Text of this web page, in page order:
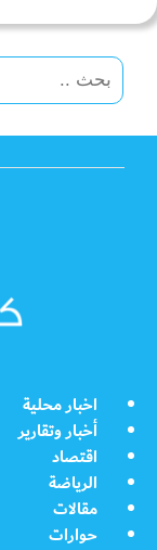
اخبار محلية
أخبار وتقارير
اقتصاد
الرياضة
مقالات
حوارات